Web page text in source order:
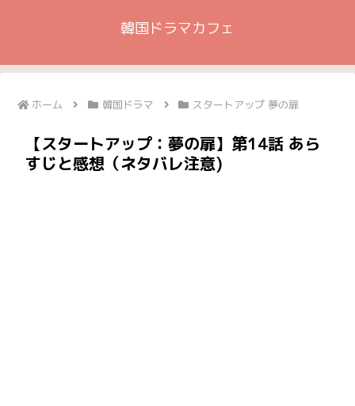
韓国ドラマカフェ
ホーム 韓国ドラマ スタートアップ 夢の扉
【スタートアップ：夢の扉】第14話 あら
すじと感想（ネタバレ注意)